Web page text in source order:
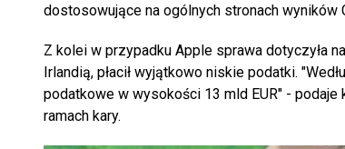
dostosowujące na ogólnych stronach wyników
Z kolei w przypadku Apple sprawa dotyczyła
Irlandią, płacił wyjątkowo niskie podatki.
podatkowe w wysokości 13 mld EUR" - podaje
ramach kary.